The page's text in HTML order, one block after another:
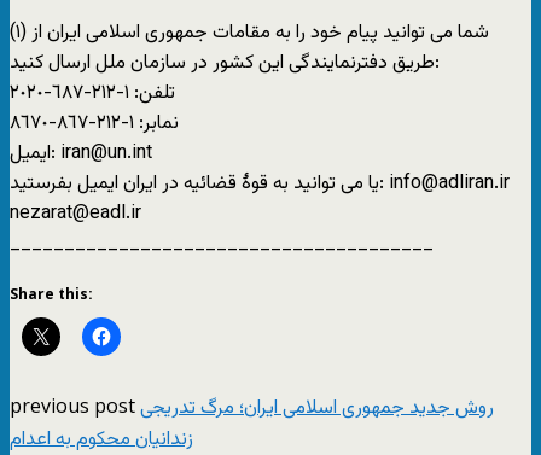
(١) شما می توانید پیام خود را به مقامات جمهوری اسلامی ایران از
طریق دفترنمایندگی این کشور در سازمان ملل ارسال کنید:
تلفن: ١-٢١٢-٦٨٧-٢٠٢٠
نمابر: ١-٢١٢-٨٦٧-٨٦٧٠
ایمیل: iran@un.int
یا می توانید به قوۀ قضائیه در ایران ایمیل بفرستید: info@adliran.ir
nezarat@eadl.ir
_______________________________________
Share this:
previous postروش جدید جمهوری اسلامی ایران؛ مرگ تدریجی
زندانیان محکوم به اعدام